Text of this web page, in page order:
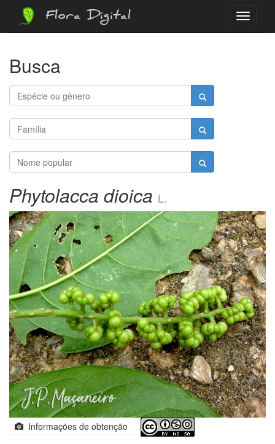
Menu
Flora Digital
Busca
Phytolacca dioica L.
Informações de obtenção